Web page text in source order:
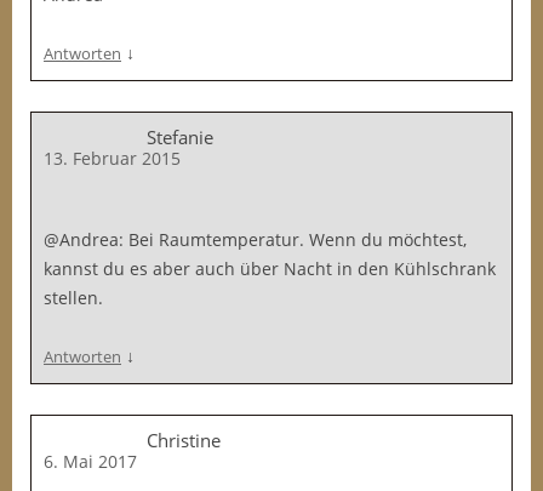
Antworten ↓
Stefanie
13. Februar 2015
@Andrea: Bei Raumtemperatur. Wenn du möchtest,
kannst du es aber auch über Nacht in den Kühlschrank
stellen.
Antworten ↓
Christine
6. Mai 2017